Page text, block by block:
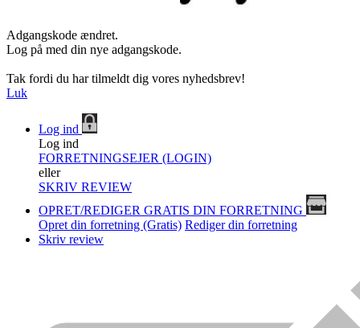
Adgangskode ændret.
Log på med din nye adgangskode.
Tak fordi du har tilmeldt dig vores nyhedsbrev!
Luk
Log ind
Log ind
FORRETNINGSEJER (LOGIN)
eller
SKRIV REVIEW
OPRET/REDIGER GRATIS DIN FORRETNING
Opret din forretning (Gratis) Rediger din forretning
Skriv review